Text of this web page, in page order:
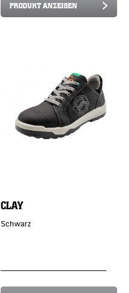
PRODUKT ANZEIGEN
CLAY
Schwarz